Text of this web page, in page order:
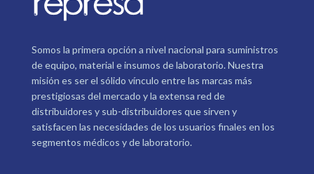
Somos la primera opción a nivel nacional para suministros
de equipo, material e insumos de laboratorio. Nuestra
misión es ser el sólido vínculo entre las marcas más
prestigiosas del mercado y la extensa red de
distribuidores y sub-distribuidores que sirven y
satisfacen las necesidades de los usuarios finales en los
segmentos médicos y de laboratorio.